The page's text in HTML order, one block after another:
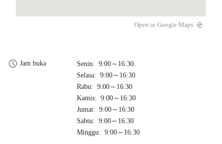
Open in Google Maps
Jam buka
Senin: 9:00～16:30
Selasa: 9:00～16:30
Rabu: 9:00～16:30
Kamis: 9:00～16:30
Jumat: 9:00～16:30
Sabtu: 9:00～16:30
Minggu: 9:00～16:30